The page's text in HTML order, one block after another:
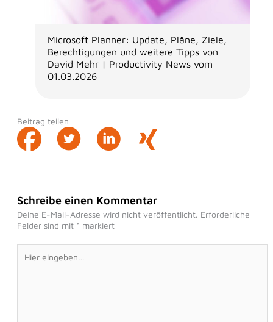
Microsoft Planner: Update, Pläne, Ziele,
Berechtigungen und weitere Tipps von
David Mehr | Productivity News vom
01.03.2026
Beitrag teilen
Schreibe einen Kommentar
Deine E-Mail-Adresse wird nicht veröffentlicht. Erforderliche
Felder sind mit * markiert
Hier
eingeben…